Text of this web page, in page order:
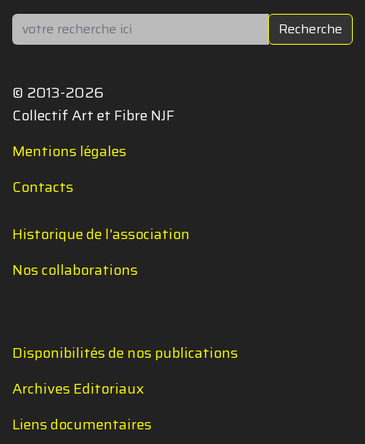
Rechercher Recherche
© 2013-2026
Collectif Art et Fibre NJF
Mentions légales
Contacts
Historique de l'association
Nos collaborations
Disponibilités de nos publications
Archives Editoriaux
Liens documentaires